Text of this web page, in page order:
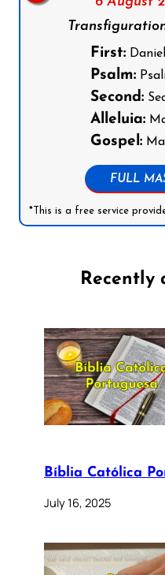
First:Daniel
Psalm:
Second:
Alleluia:
Gospel:
FULL
*This is a free service
Recently
Bíblia Católica
July 16, 2025